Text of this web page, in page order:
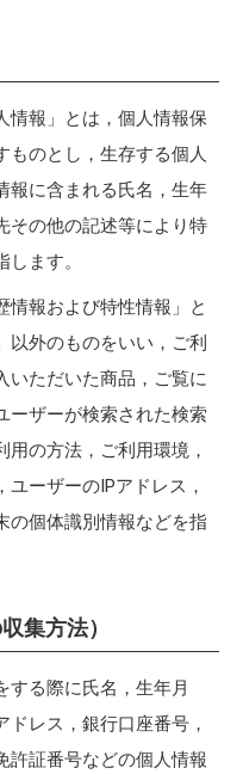
情報」とは，個人情報保
ものとし，生存する個人
報に含まれる氏名，生年
その他の記述等により特
ます。
情報および特性情報」と
以外のものをいい，ご利
いただいた商品，ご覧に
ーザーが検索された検索
の方法，ご利用環境，
ーザーのIPアドレス，
の個体識別情報などを指
集方法）
する際に氏名，生年月
レス，銀行口座番号，
許証番号などの個人情報